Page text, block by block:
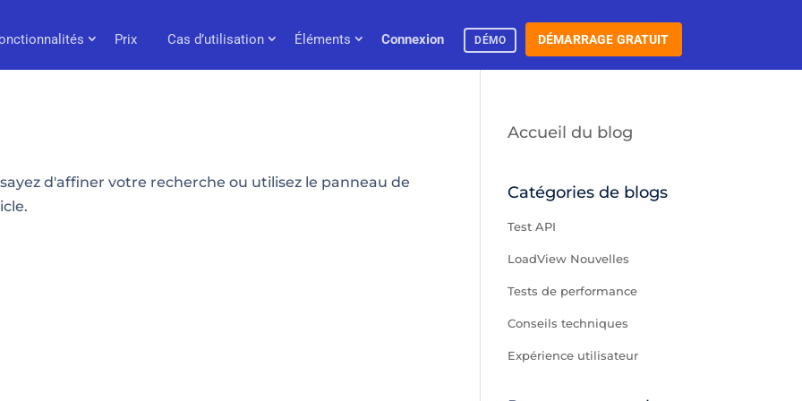
Prix Cas d’utilisation Éléments Connexion DÉMO DÉMARRAGE GRATUIT
d'affiner votre recherche ou utilisez le panneau de
Accueil du blog
Catégories de blogs
Test API
LoadView Nouvelles
Tests de performance
Conseils techniques
Expérience utilisateur